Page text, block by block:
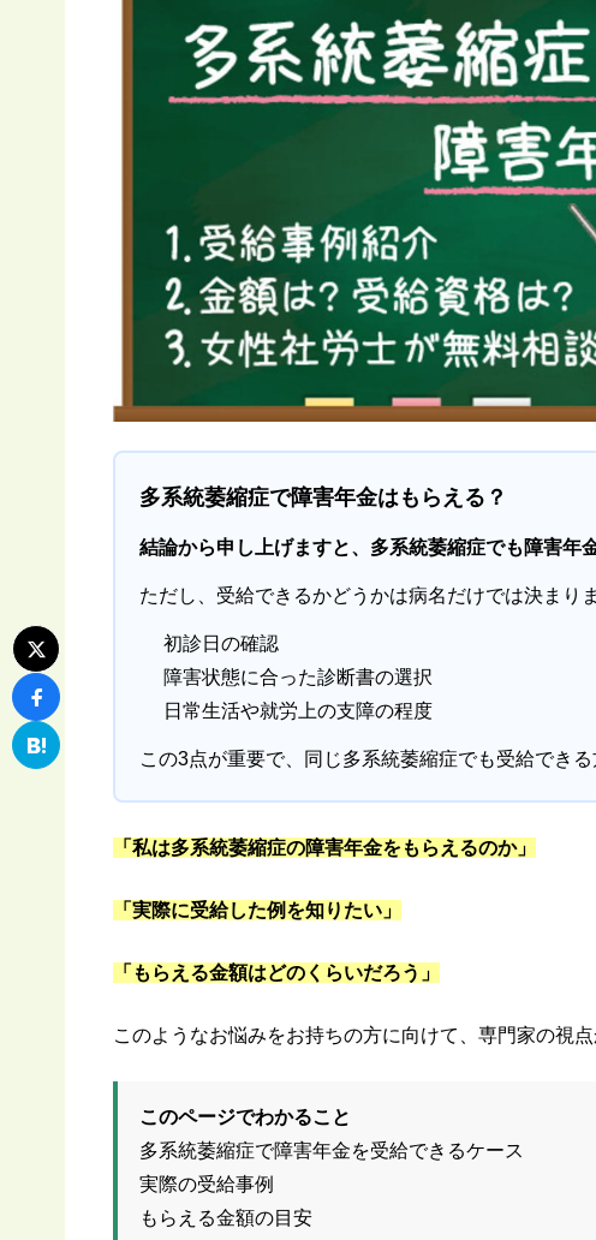
多系統萎縮症で障害年金はもらえる？
結論から申し上げますと、多系統萎縮症でも障害年
ただし、受給できるかどうかは病名だけでは決まりま
初診日の確認
障害状態に合った診断書の選択
日常生活や就労上の支障の程度
この3点が重要で、同じ多系統萎縮症でも受給でき
「私は多系統萎縮症の障害年金をもらえるのか」
「実際に受給した例を知りたい」
「もらえる金額はどのくらいだろう」
このようなお悩みをお持ちの方に向けて、専門家の視点
このページでわかること
多系統萎縮症で障害年金を受給できるケース
実際の受給事例
もらえる金額の目安